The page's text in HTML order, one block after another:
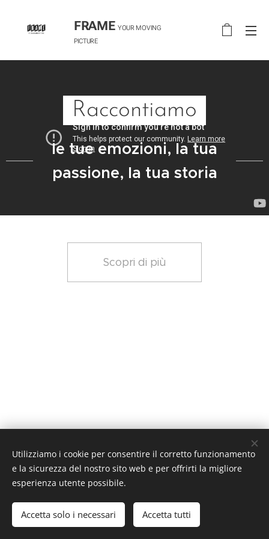
FRAMEYOUR MOVING
PICTURE
Raccontiamo
le tue emozioni, la tua
passione, la tua storia
Scopri di più
© Copyright 2019 Frame | P.IVA 06908390484 | Via Ettore
Majorana 34, 50025 Montespertoli (FI) | Tel. +393206893709 |
info@framemovingpicture.com
|Instagram|
Cookies
Utilizziamo i cookie per consentire il corretto funzionamento
e la sicurezza del nostro sito web e per offrirti la migliore
esperienza utente possibile.
Accetta solo i necessari Accetta tutti